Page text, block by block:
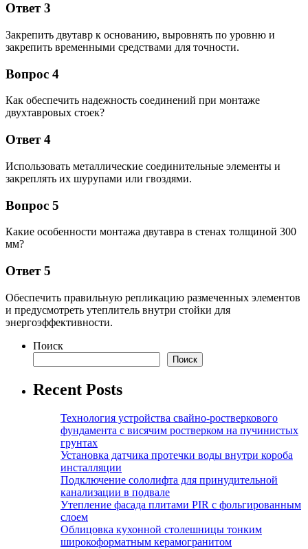
Ответ 3
Закрепить двутавр к основанию, выровнять по уровню и
закрепить временными средствами для точности.
Вопрос 4
Как обеспечить надежность соединений при монтаже
двухтавровых стоек?
Ответ 4
Использовать металлические соединительные элементы и
закреплять их шурупами или гвоздями.
Вопрос 5
Какие особенности монтажа двутавра в стенах толщиной 300
мм?
Ответ 5
Обеспечить правильную репликацию размеченных элементов
и предусмотреть утеплитель внутри стойки для
энергоэффективности.
Поиск
Поиск
Recent Posts
Технология устройства свайно-ростверкового
фундамента с висячим ростверком на пучинистых
грунтах
Установка датчика протечки воды внутри короба
инсталляции
Подключение сололифта для принудительной
канализации в подвале
Утепление фасада плитами PIR с фольгированным
слоем
Облицовка кухонной столешницы тонким
широкоформатным керамогранитом